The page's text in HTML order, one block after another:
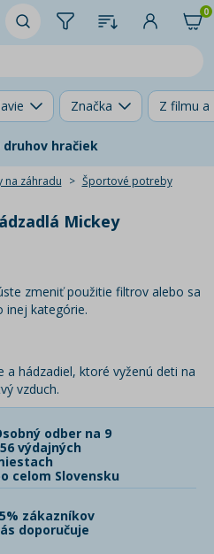
0
Značka Z filmu a
druhov hračiek
na záhradu Športové potreby
Mickey
zmeniť použitie filtrov alebo sa
inej kategórie.
a hádzadiel, ktoré vyženú deti na
vzduch.
odber na 9
výdajných
celom Slovensku
zákazníkov
doporučuje